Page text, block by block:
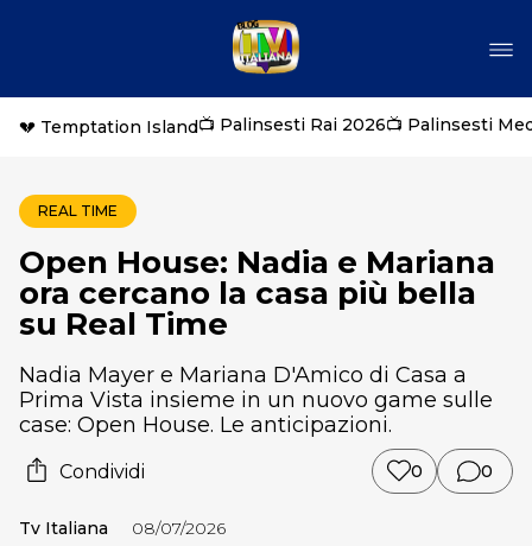
💔 Temptation Island📺 Palinsesti Rai 2026📺 Palinsesti
REAL TIME
Open House: Nadia e Mariana
ora cercano la casa più bella
su Real Time
Nadia Mayer e Mariana D'Amico di Casa a
Prima Vista insieme in un nuovo game sulle
case: Open House. Le anticipazioni.
Condividi 0 0
Tv Italiana 08/07/2026